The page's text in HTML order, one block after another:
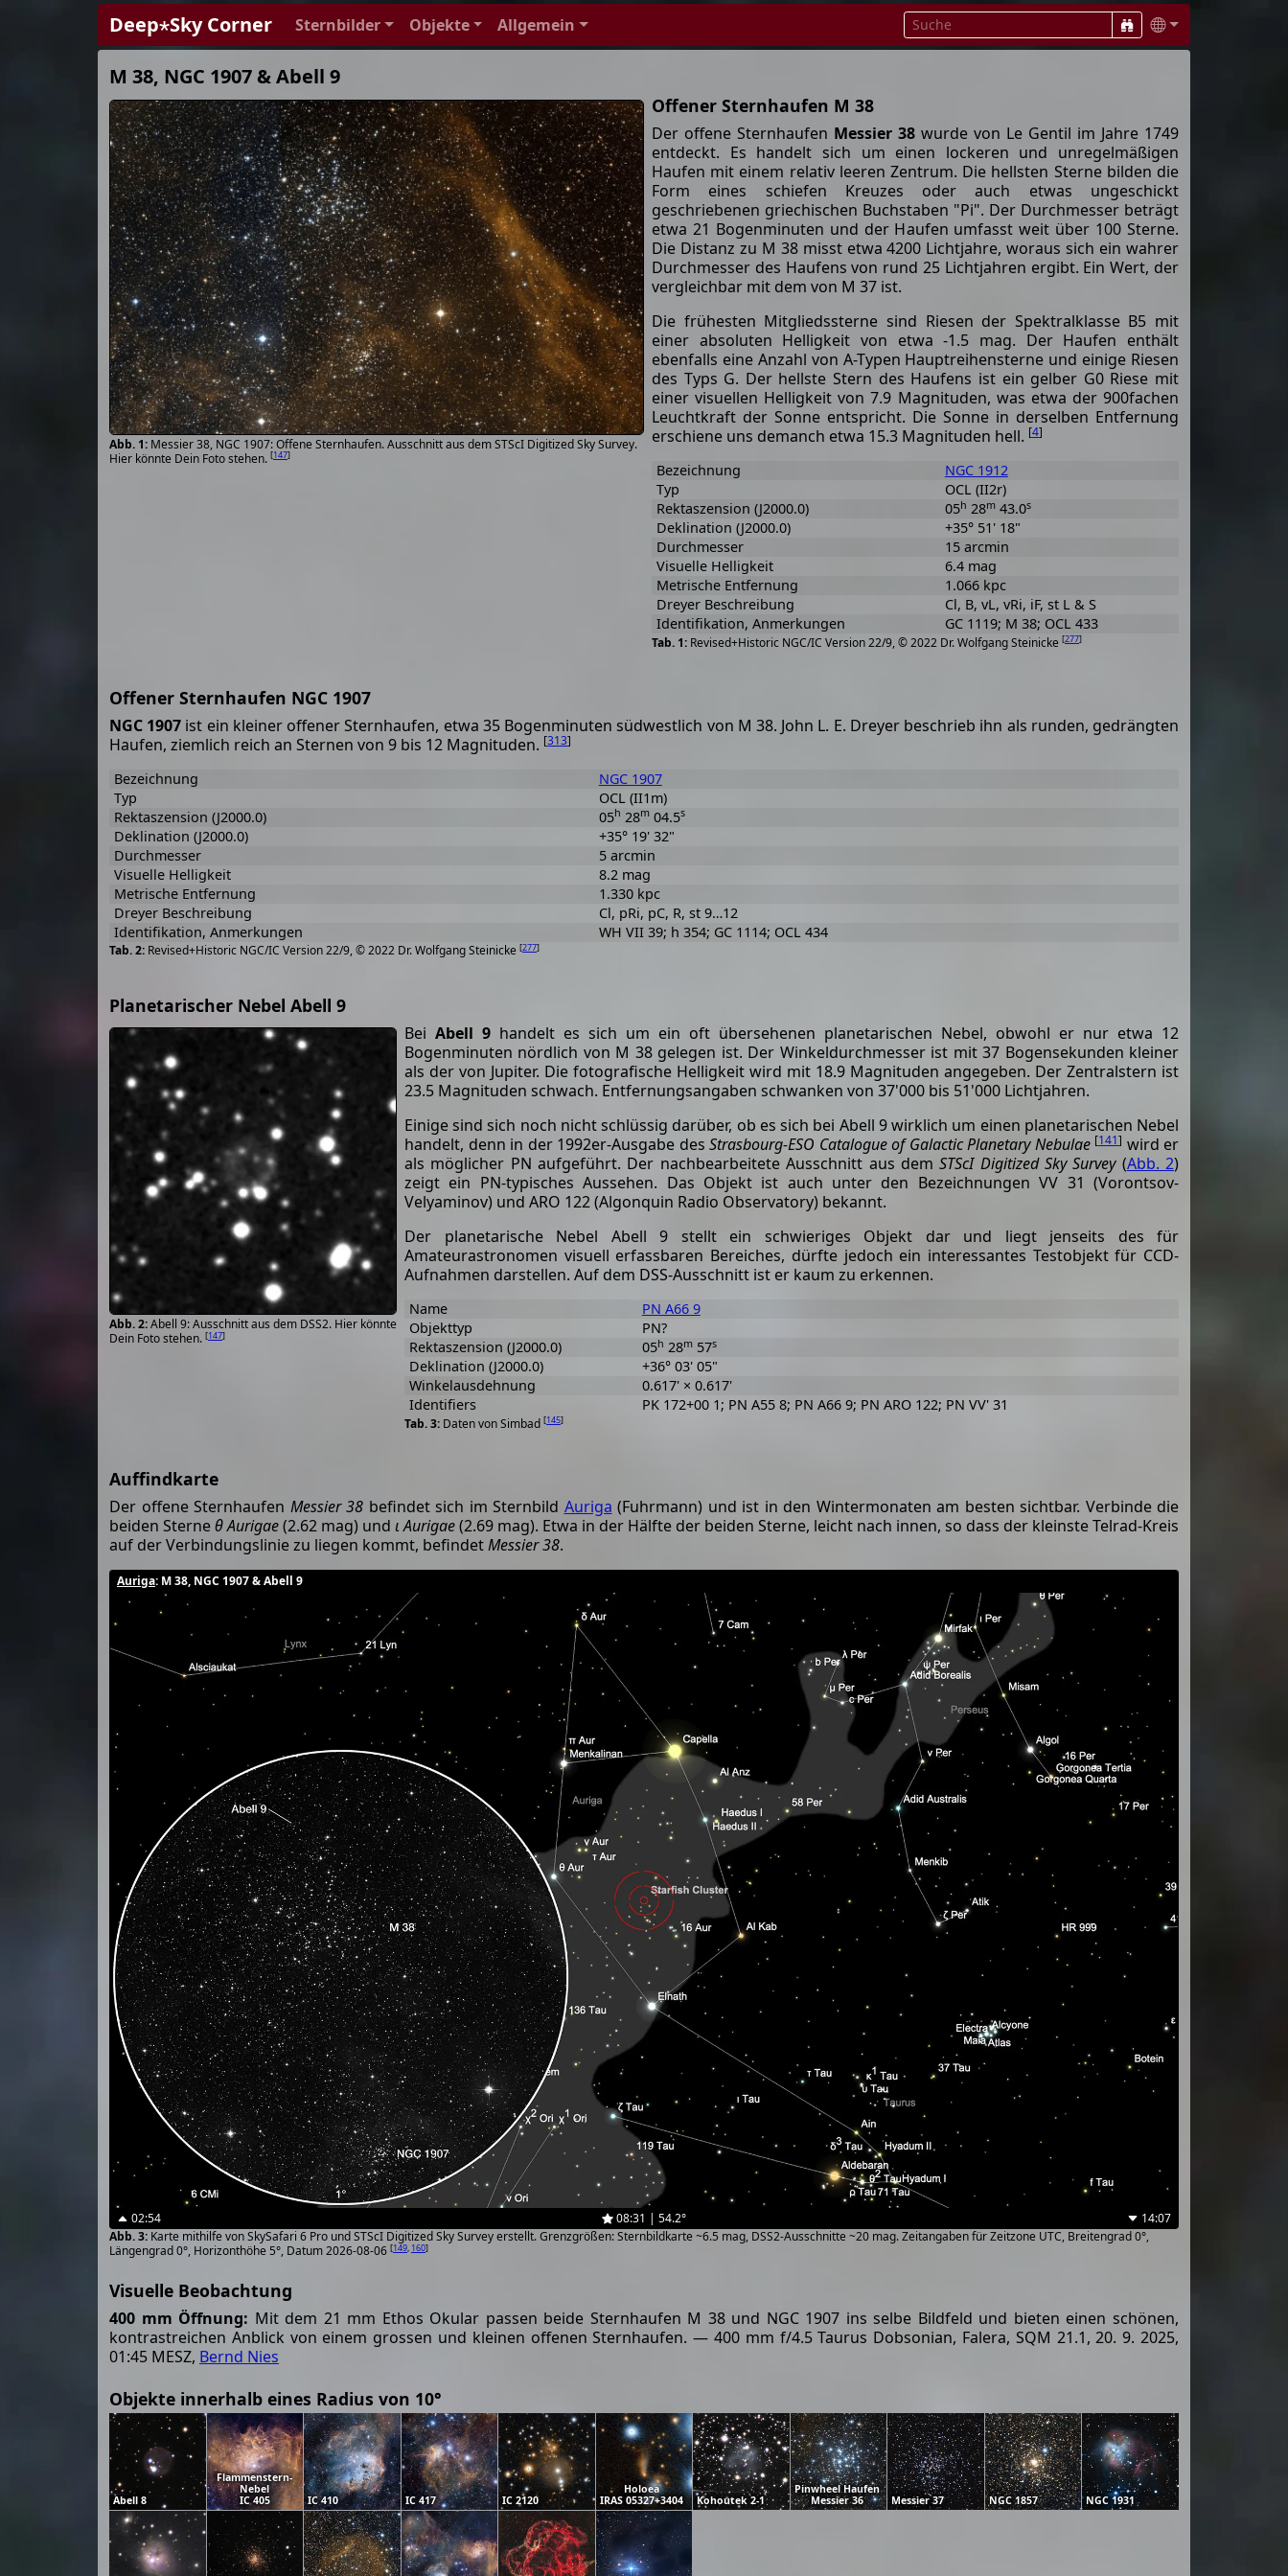
Deep⋆Sky Corner Sternbilder Objekte Allgemein
M 38, NGC 1907 & Abell 9
Messier 38, NGC 1907: Offene Sternhaufen. Ausschnitt aus dem STScI Digitized Sky Survey.
Hier könnte Dein Foto stehen. [147]
Offener Sternhaufen M 38
Der offene Sternhaufen Messier 38 wurde von Le Gentil im Jahre 1749
entdeckt. Es handelt sich um einen lockeren und unregelmäßigen
Haufen mit einem relativ leeren Zentrum. Die hellsten Sterne bilden die
Form eines schiefen Kreuzes oder auch etwas ungeschickt
geschriebenen griechischen Buchstaben "Pi". Der Durchmesser beträgt
etwa 21 Bogenminuten und der Haufen umfasst weit über 100 Sterne.
Die Distanz zu M 38 misst etwa 4200 Lichtjahre, woraus sich ein wahrer
Durchmesser des Haufens von rund 25 Lichtjahren ergibt. Ein Wert, der
vergleichbar mit dem von M 37 ist.
Die frühesten Mitgliedssterne sind Riesen der Spektralklasse B5 mit
einer absoluten Helligkeit von etwa -1.5 mag. Der Haufen enthält
ebenfalls eine Anzahl von A-Typen Hauptreihensterne und einige Riesen
des Typs G. Der hellste Stern des Haufens ist ein gelber G0 Riese mit
einer visuellen Helligkeit von 7.9 Magnituden, was etwa der 900fachen
Leuchtkraft der Sonne entspricht. Die Sonne in derselben Entfernung
erschiene uns demanch etwa 15.3 Magnituden hell. [4]
Revised+Historic NGC/IC Version 22/9, © 2022 Dr. Wolfgang Steinicke [277]
Bezeichnung
NGC 1912
Typ
OCL (II2r)
Rektaszension (J2000.0)
05h 28m43.0s
Deklination (J2000.0)
+35° 51' 18"
Durchmesser
15 arcmin
Visuelle Helligkeit
6.4 mag
Metrische Entfernung
1.066 kpc
Dreyer Beschreibung
Cl, B, vL, vRi, iF, st L & S
Identifikation, Anmerkungen
GC 1119; M 38; OCL 433
Offener Sternhaufen NGC 1907
NGC 1907 ist ein kleiner offener Sternhaufen, etwa 35 Bogenminuten südwestlich von M 38. John L. E. Dreyer beschrieb ihn als runden, gedrängten
Haufen, ziemlich reich an Sternen von 9 bis 12 Magnituden. [313]
Revised+Historic NGC/IC Version 22/9, © 2022 Dr. Wolfgang Steinicke [277]
Bezeichnung
NGC 1907
Typ
OCL (II1m)
Rektaszension (J2000.0)
05h 28m04.5s
Deklination (J2000.0)
+35° 19' 32"
Durchmesser
5 arcmin
Visuelle Helligkeit
8.2 mag
Metrische Entfernung
1.330 kpc
Dreyer Beschreibung
Cl, pRi, pC, R, st 9…12
Identifikation, Anmerkungen
WH VII 39; h 354; GC 1114; OCL 434
Planetarischer Nebel Abell 9
Abell 9: Ausschnitt aus dem DSS2. Hier könnte
Dein Foto stehen. [147]
Bei Abell 9 handelt es sich um ein oft übersehenen planetarischen Nebel, obwohl er nur etwa 12
Bogenminuten nördlich von M 38 gelegen ist. Der Winkeldurchmesser ist mit 37 Bogensekunden kleiner
als der von Jupiter. Die fotografische Helligkeit wird mit 18.9 Magnituden angegeben. Der Zentralstern ist
23.5 Magnituden schwach. Entfernungsangaben schwanken von 37'000 bis 51'000 Lichtjahren.
Einige sind sich noch nicht schlüssig darüber, ob es sich bei Abell 9 wirklich um einen planetarischen Nebel
handelt, denn in der 1992er-Ausgabe des Strasbourg-ESO Catalogue of Galactic Planetary Nebulae [141] wird er
als möglicher PN aufgeführt. Der nachbearbeitete Ausschnitt aus demSTScI Digitized Sky Survey(Abb. 2)
zeigt ein PN-typisches Aussehen. Das Objekt ist auch unter den Bezeichnungen VV 31 (Vorontsov-
Velyaminov) und ARO 122 (Algonquin Radio Observatory) bekannt.
Der planetarische Nebel Abell 9 stellt ein schwieriges Objekt dar und liegt jenseits des für
Amateurastronomen visuell erfassbaren Bereiches, dürfte jedoch ein interessantes Testobjekt für CCD-
Aufnahmen darstellen. Auf dem DSS-Ausschnitt ist er kaum zu erkennen.
Daten von Simbad [145]
Name
PN A66 9
Objekttyp
PN?
Rektaszension (J2000.0)
05h 28m57s
Deklination (J2000.0)
+36° 03' 05"
Winkelausdehnung
0.617' × 0.617'
Identifiers
PK 172+00 1; PN A55 8; PN A66 9; PN ARO 122; PN VV' 31
Auffindkarte
Der offene Sternhaufen Messier 38 befindet sich im Sternbild Auriga (Fuhrmann) und ist in den Wintermonaten am besten sichtbar. Verbinde die
beiden Sterneθ Aurigae(2.62 mag) und ι Aurigae(2.69 mag). Etwa in der Hälfte der beiden Sterne, leicht nach innen, so dass der kleinste Telrad-Kreis
auf der Verbindungslinie zu liegen kommt, befindetMessier 38.
Auriga: M 38, NGC 1907 & Abell 9
02:54 08:31 | 54.2°
14:07
Karte mithilfe von SkySafari 6 Pro und STScI Digitized Sky Survey erstellt. Grenzgrößen: Sternbildkarte ~6.5 mag, DSS2-Ausschnitte ~20 mag. Zeitangaben für Zeitzone UTC, Breitengrad 0°,
Längengrad 0°, Horizonthöhe 5°, Datum 2026-08-06 [149 160]
Visuelle Beobachtung
400 mm Öffnung: Mit dem 21 mm Ethos Okular passen beide Sternhaufen M 38 und NGC 1907 ins selbe Bildfeld und bieten einen schönen,
kontrastreichen Anblick von einem grossen und kleinen offenen Sternhaufen. — 400 mm f/4.5 Taurus Dobsonian, Falera, SQM 21.1, 20. 9. 2025,
01:45 MESZ, Bernd Nies
Objekte innerhalb eines Radius von 10°
Abell 8
Flammenstern-
Nebel
IC 405
IC 410 IC 417 IC 2120
Holoea
IRAS 05327+3404
Kohoutek 2-1
Pinwheel Haufen
Messier 36
Messier 37 NGC 1857 NGC 1931